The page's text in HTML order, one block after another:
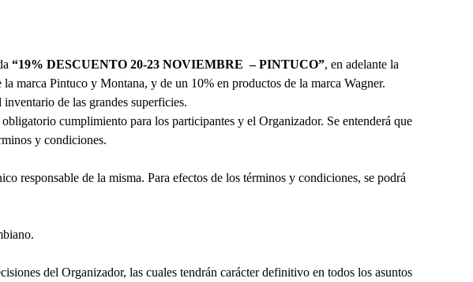
“19% DESCUENTO 20-23 NOVIEMBRE – PINTUCO”, en adelante la
marca Pintuco y Montana, y de un 10% en productos de la marca Wagner.
de las grandes superficies.
cumplimiento para los participantes y el Organizador. Se entenderá que
y condiciones.
de la misma. Para efectos de los términos y condiciones, se podrá
del Organizador, las cuales tendrán carácter definitivo en todos los asuntos